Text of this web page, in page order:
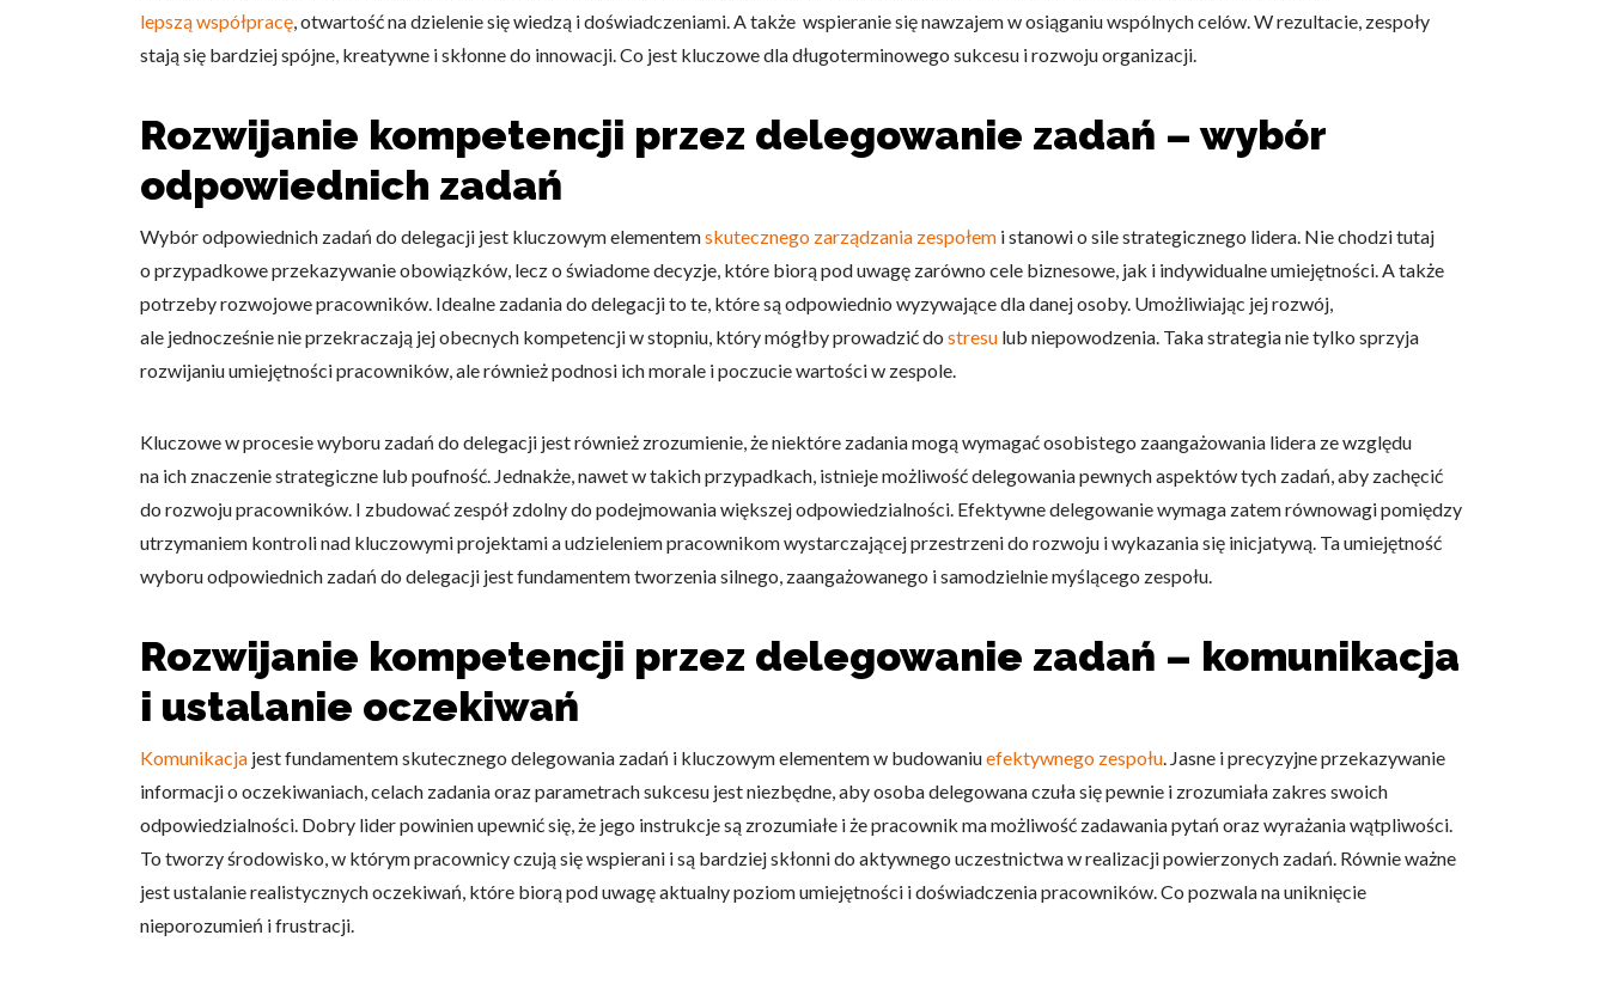
lepszą współpracę, otwartość na dzielenie się wiedzą i doświadczeniami. A także wspieranie się nawzajem w osiąganiu wspólnych celów. W rezultacie, zespoły
stają się bardziej spójne, kreatywne i skłonne do innowacji. Co jest kluczowe dla długoterminowego sukcesu i rozwoju organizacji.
Rozwijanie kompetencji przez delegowanie zadań – wybór
odpowiednich zadań
Wybór odpowiednich zadań do delegacji jest kluczowym elementemskutecznego zarządzania zespołem i stanowi o sile strategicznego lidera. Nie chodzi tutaj
o przypadkowe przekazywanie obowiązków, lecz o świadome decyzje, które biorą pod uwagę zarówno cele biznesowe, jak i indywidualne umiejętności. A także
potrzeby rozwojowe pracowników. Idealne zadania do delegacji to te, które są odpowiednio wyzywające dla danej osoby. Umożliwiając jej rozwój,
ale jednocześnie nie przekraczają jej obecnych kompetencji w stopniu, który mógłby prowadzić do stresu lub niepowodzenia. Taka strategia nie tylko sprzyja
rozwijaniu umiejętności pracowników, ale również podnosi ich morale i poczucie wartości w zespole.
Kluczowe w procesie wyboru zadań do delegacji jest również zrozumienie, że niektóre zadania mogą wymagać osobistego zaangażowania lidera ze względu
na ich znaczenie strategiczne lub poufność. Jednakże, nawet w takich przypadkach, istnieje możliwość delegowania pewnych aspektów tych zadań, aby zachęcić
do rozwoju pracowników. I zbudować zespół zdolny do podejmowania większej odpowiedzialności. Efektywne delegowanie wymaga zatem równowagi pomiędzy
utrzymaniem kontroli nad kluczowymi projektami a udzieleniem pracownikom wystarczającej przestrzeni do rozwoju i wykazania się inicjatywą. Ta umiejętność
wyboru odpowiednich zadań do delegacji jest fundamentem tworzenia silnego, zaangażowanego i samodzielnie myślącego zespołu.
Rozwijanie kompetencji przez delegowanie zadań – komunikacja
i ustalanie oczekiwań
Komunikacja jest fundamentem skutecznego delegowania zadań i kluczowym elementem w budowaniuefektywnego zespołu. Jasne i precyzyjne przekazywanie
informacji o oczekiwaniach, celach zadania oraz parametrach sukcesu jest niezbędne, aby osoba delegowana czuła się pewnie i zrozumiała zakres swoich
odpowiedzialności. Dobry lider powinien upewnić się, że jego instrukcje są zrozumiałe i że pracownik ma możliwość zadawania pytań oraz wyrażania wątpliwości.
To tworzy środowisko, w którym pracownicy czują się wspierani i są bardziej skłonni do aktywnego uczestnictwa w realizacji powierzonych zadań. Równie ważne
jest ustalanie realistycznych oczekiwań, które biorą pod uwagę aktualny poziom umiejętności i doświadczenia pracowników. Co pozwala na uniknięcie
nieporozumień i frustracji.
Preferencje
np. preferowany język lub region, w którym znajduje się użytkownik.
Statystyka
Statystyczne pliki cookie pomagają właścicielem stron internetowych zrozumieć, w jaki sposób różni użytkownicy zachowują się
na stronie, gromadząc i zgłaszając anonimowe informacje.
Marketing
Marketingowe pliki cookie stosowane są w celu śledzenia użytkowników na stronach internetowych. Celem jest wyświetlanie
reklam, które są istotne i interesujące dla poszczególnych użytkowników i tym samym bardziej cenne dla wydawców i
reklamodawców strony trzeciej.
Nieklasyfikowane pliki cookie, to pliki, które są w procesie klasyfikowania, wraz z dostawcami poszczególnych ciasteczek.
Odrzuć